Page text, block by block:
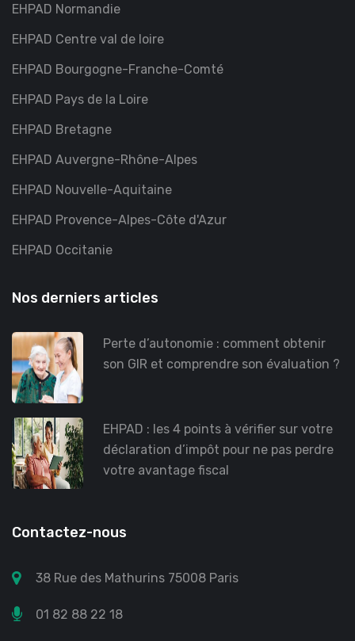
EHPAD Normandie
EHPAD Centre val de loire
EHPAD Bourgogne-Franche-Comté
EHPAD Pays de la Loire
EHPAD Bretagne
EHPAD Auvergne-Rhône-Alpes
EHPAD Nouvelle-Aquitaine
EHPAD Provence-Alpes-Côte d'Azur
EHPAD Occitanie
Nos derniers articles
Perte d’autonomie : comment obtenir
son GIR et comprendre son évaluation ?
EHPAD : les 4 points à vérifier sur votre
déclaration d’impôt pour ne pas perdre
votre avantage fiscal
Contactez-nous
38 Rue des Mathurins 75008 Paris
01 82 88 22 18